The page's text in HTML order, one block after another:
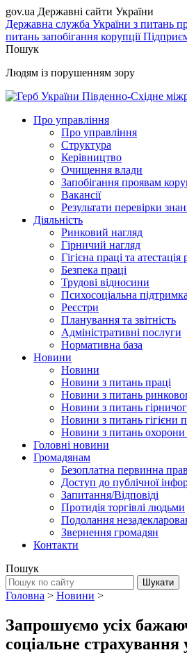
gov.ua Державні сайти України
Державна служба України з питань
питань запобігання корупції
Пошук
Людям із порушенням зору
Південно-Східне
Про управління
Про управління
Структура
Керівництво
Очищення влади
Запобігання проявам
Вакансії
Результати перевірки
Діяльність
Ринковий нагляд
Гірничий нагляд
Гігієна праці та
Безпека праці
Трудові відносини
Психосоціальна підтримка
Реєстри
Планування та звітність
Адміністративні послуги
Нормативна база
Новини
Новини
Новини з питань праці
Новини з питань
Новини з питань
Новини з питань гігієни
Новини з питань охорони
Головні новини
Громадянам
Безоплатна первинна
Доступ до публічної
Запитання/Відповіді
Протидія торгівлі людьми
Подолання
Звернення громадян
Контакти
Пошук
Головна > Новини >
Запрошуємо усіх
соціальне страхування